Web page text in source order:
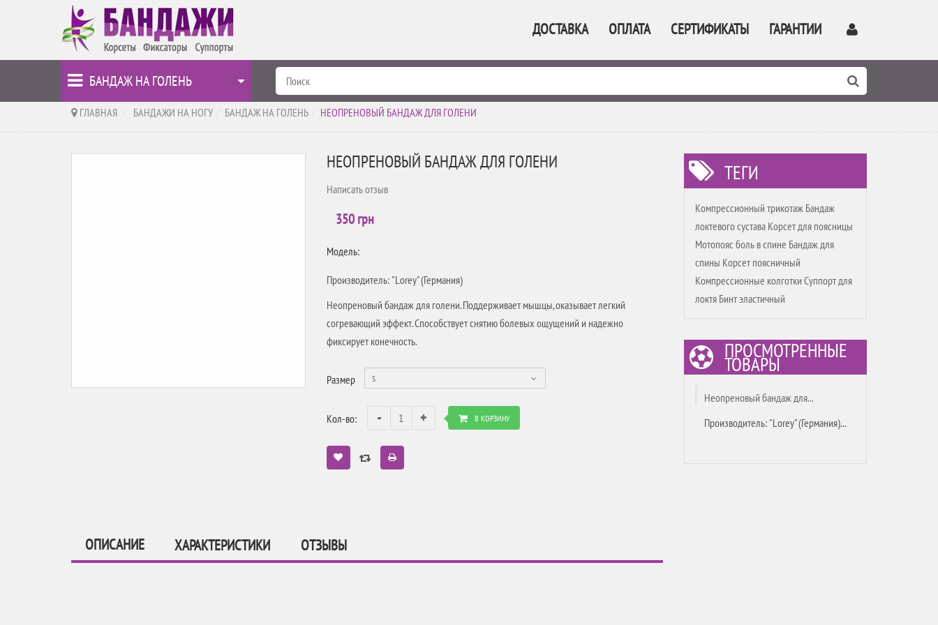
ДОСТАВКА ОПЛАТА СЕРТИФИКАТЫ ГАРАНТИИ
БАНДАЖ НА ГОЛЕНЬ
ГЛАВНАЯ БАНДАЖИ НА НОГУ БАНДАЖ НА ГОЛЕНЬ НЕОПРЕНОВЫЙ БАНДАЖ ДЛЯ ГОЛЕНИ
НЕОПРЕНОВЫЙ БАНДАЖ ДЛЯ ГОЛЕНИ
Написать отзыв
350 грн
Модель:
Производитель: "Lorey" (Германия)
Неопреновый бандаж для голени. Поддерживает мышцы, оказывает легкий
согревающий эффект. Способствует снятию болевых ощущений и надежно
фиксирует конечность.
Размер S
Кол-во: В КОРЗИНУ
ОПИСАНИЕ ХАРАКТЕРИСТИКИ ОТЗЫВЫ
ТЕГИ
Компрессионный трикотаж Бандаж
локтевого сустава Корсет для поясницы
Мотопояс боль в спине Бандаж для
спины Корсет поясничный
Компрессионные колготки Суппорт для
локтя Бинт эластичный
ПРОСМОТРЕННЫЕ
ТОВАРЫ
Неопреновый бандаж для...
Производитель: "Lorey" (Германия)...